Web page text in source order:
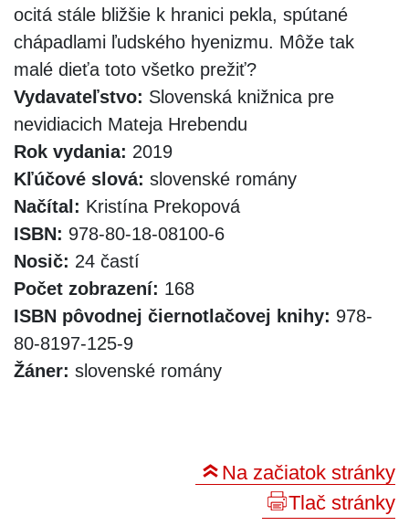
ocitá stále bližšie k hranici pekla, spútané
chápadlami ľudského hyenizmu. Môže tak
malé dieťa toto všetko prežiť?
Vydavateľstvo: Slovenská knižnica pre
nevidiacich Mateja Hrebendu
Rok vydania: 2019
Kľúčové slová: slovenské romány
Načítal: Kristína Prekopová
ISBN: 978-80-18-08100-6
Nosič: 24 častí
Počet zobrazení: 168
ISBN pôvodnej čiernotlačovej knihy: 978-
80-8197-125-9
Žáner: slovenské romány
Na začiatok stránky
Tlač stránky